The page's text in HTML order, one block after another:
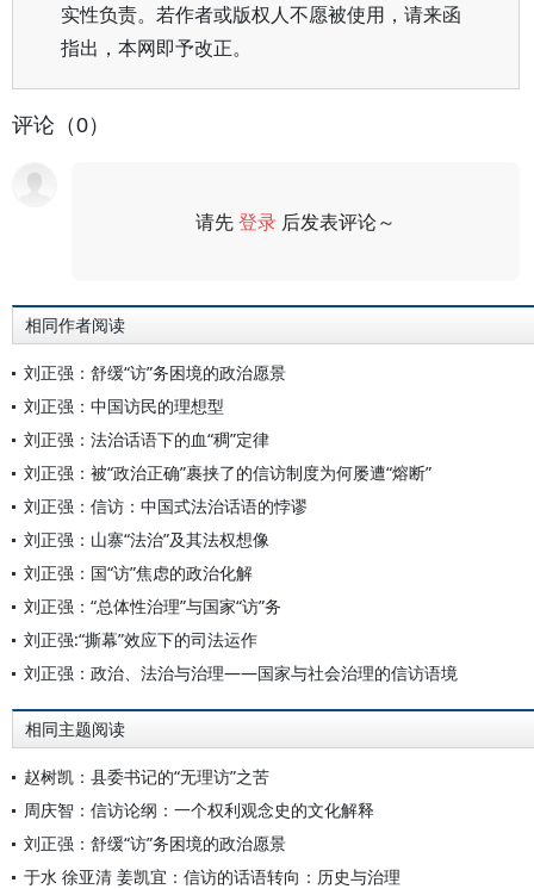
实性负责。若作者或版权人不愿被使用，请来函
指出，本网即予改正。
评论（0）
请先登录 后发表评论～
相同作者阅读
刘正强：舒缓“访”务困境的政治愿景
刘正强：中国访民的理想型
刘正强：法治话语下的血“稠”定律
刘正强：被“政治正确”裹挟了的信访制度为何屡遭“熔断”
刘正强：信访：中国式法治话语的悖谬
刘正强：山寨“法治”及其法权想像
刘正强：国“访”焦虑的政治化解
刘正强：“总体性治理”与国家“访”务
刘正强:“撕幕”效应下的司法运作
刘正强：政治、法治与治理——国家与社会治理的信访语境
相同主题阅读
赵树凯：县委书记的“无理访”之苦
周庆智：信访论纲：一个权利观念史的文化解释
刘正强：舒缓“访”务困境的政治愿景
于水 徐亚清 姜凯宜：信访的话语转向：历史与治理